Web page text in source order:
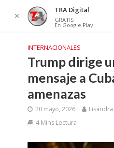
INTERNACIONALES
Trump dirige
mensaje a
amenazas
20 mayo, 2026
4 Mins Lectura
✕
TRA Digital
GRATIS
En Google Play